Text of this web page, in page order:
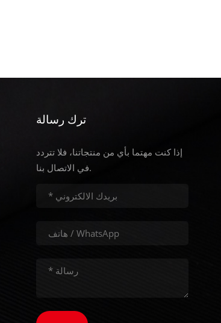
ترك رسالة
إذا كنت مهتما بأي من منتجاتنا، فلا تتردد
في الاتصال بنا.